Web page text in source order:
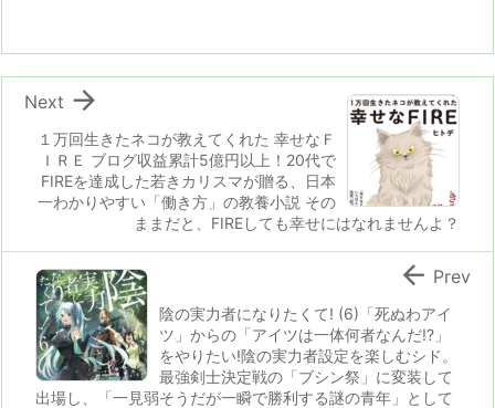
１万回生きたネコが教えてくれた 幸せなＦ
ＩＲＥ ブログ収益累計5億円以上！20代で
FIREを達成した若きカリスマが贈る、日本
一わかりやすい「働き方」の教養小説 その
ままだと、FIREしても幸せにはなれませんよ？

Next
陰の実力者になりたくて! (6)「死ぬわアイ
ツ」からの「アイツは一体何者なんだ!?」
をやりたい!陰の実力者設定を楽しむシド。
最強剣士決定戦の「ブシン祭」に変装して
出場し、「一見弱そうだが一瞬で勝利する謎の青年」として
 Prev